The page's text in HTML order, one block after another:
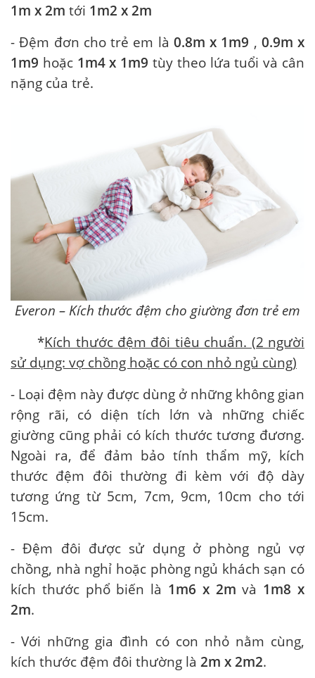
1m x 2m tới 1m2 x 2m
- Đệm đơn cho trẻ em là 0.8m x 1m9 , 0.9m x
1m9 hoặc 1m4 x 1m9 tùy theo lứa tuổi và cân
nặng của trẻ.
Everon – Kích thước đệm cho giường đơn trẻ em
*Kích thước đệm đôi tiêu chuẩn. (2 người
sử dụng: vợ chồng hoặc có con nhỏ ngủ cùng)
- Loại đệm này được dùng ở những không gian
rộng rãi, có diện tích lớn và những chiếc
giường cũng phải có kích thước tương đương.
Ngoài ra, để đảm bảo tính thẩm mỹ, kích
thước đệm đôi thường đi kèm với độ dày
tương ứng từ 5cm, 7cm, 9cm, 10cm cho tới
15cm.
- Đệm đôi được sử dụng ở phòng ngủ vợ
chồng, nhà nghỉ hoặc phòng ngủ khách sạn có
kích thước phổ biến là 1m6 x 2m và 1m8 x
2m.
- Với những gia đình có con nhỏ nằm cùng,
kích thước đệm đôi thường là 2m x 2m2.